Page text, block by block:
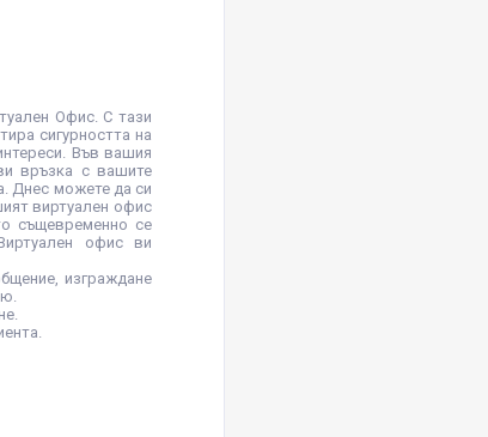
Офис. С тази
сигурността на
Във вашия
връзка с вашите
Днес можете да си
виртуален офис
същевременно се
офис ви
изграждане